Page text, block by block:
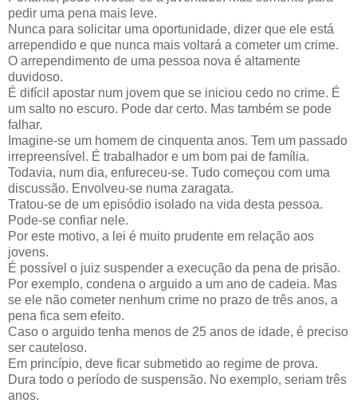
pedir uma pena mais leve.
Nunca para solicitar uma oportunidade, dizer que ele está
arrependido e que nunca mais voltará a cometer um crime.
O arrependimento de uma pessoa nova é altamente
duvidoso.
É difícil apostar num jovem que se iniciou cedo no crime. É
um salto no escuro. Pode dar certo. Mas também se pode
falhar.
Imagine-se um homem de cinquenta anos. Tem um passado
irrepreensível. É trabalhador e um bom pai de família.
Todavia, num dia, enfureceu-se. Tudo começou com uma
discussão. Envolveu-se numa zaragata.
Tratou-se de um episódio isolado na vida desta pessoa.
Pode-se confiar nele.
Por este motivo, a lei é muito prudente em relação aos
jovens.
É possível o juiz suspender a execução da pena de prisão.
Por exemplo, condena o arguido a um ano de cadeia. Mas
se ele não cometer nenhum crime no prazo de três anos, a
pena fica sem efeito.
Caso o arguido tenha menos de 25 anos de idade, é preciso
ser cauteloso.
Em princípio, deve ficar submetido ao regime de prova.
Dura todo o período de suspensão. No exemplo, seriam três
anos.